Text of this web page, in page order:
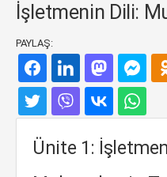
İşletmenin Dili:
PAYLAŞ:
Ünite 1: